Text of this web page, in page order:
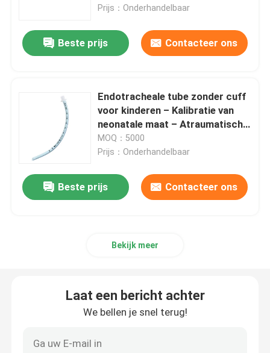
Prijs：Onderhandelbaar
Beste prijs Contacteer ons
Endotracheale tube zonder cuff
voor kinderen – Kalibratie van
neonatale maat – Atraumatische
zachte tip – Bule zacht PVC
Geen DEHP
MOQ：5000
Prijs：Onderhandelbaar
Beste prijs Contacteer ons
Bekijk meer
Laat een bericht achter
We bellen je snel terug!